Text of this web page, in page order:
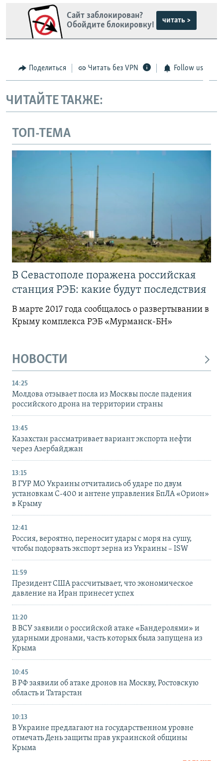
Сайт заблокирован?
Обойдите блокировку!
читать >
Поделиться Читать без VPN Follow us
ЧИТАЙТЕ ТАКЖЕ:
ТОП-ТЕМА
В Севастополе поражена российская
станция РЭБ: какие будут последствия
В марте 2017 года сообщалось о развертывании в
Крыму комплекса РЭБ «Мурманск-БН»
НОВОСТИ
14:25
Молдова отзывает посла из Москвы после падения
российского дрона на территории страны
13:45
Казахстан рассматривает вариант экспорта нефти
через Азербайджан
13:15
В ГУР МО Украины отчитались об ударе по двум
установкам С-400 и антене управления БпЛА «Орион»
в Крыму
12:41
Россия, вероятно, переносит удары с моря на сушу,
чтобы подорвать экспорт зерна из Украины – ISW
11:59
Президент США рассчитывает, что экономическое
давление на Иран принесет успех
11:20
В ВСУ заявили о российской атаке «Бандеролями» и
ударными дронами, часть которых была запущена из
Крыма
10:45
В РФ заявили об атаке дронов на Москву, Ростовскую
область и Татарстан
10:13
В Украине предлагают на государственном уровне
отмечать День защиты прав украинской общины
Крыма